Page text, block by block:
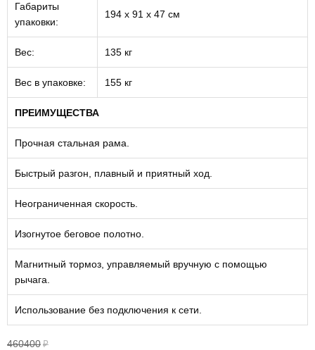
Габариты
упаковки:
194 х 91 х 47 см
Вес: 135 кг
Вес в упаковке: 155 кг
ПРЕИМУЩЕСТВА
Прочная стальная рама.
Быстрый разгон, плавный и приятный ход.
Неограниченная скорость.
Изогнутое беговое полотно.
Магнитный тормоз, управляемый вручную с помощью
рычага.
Использование без подключения к сети.
460400 ₽